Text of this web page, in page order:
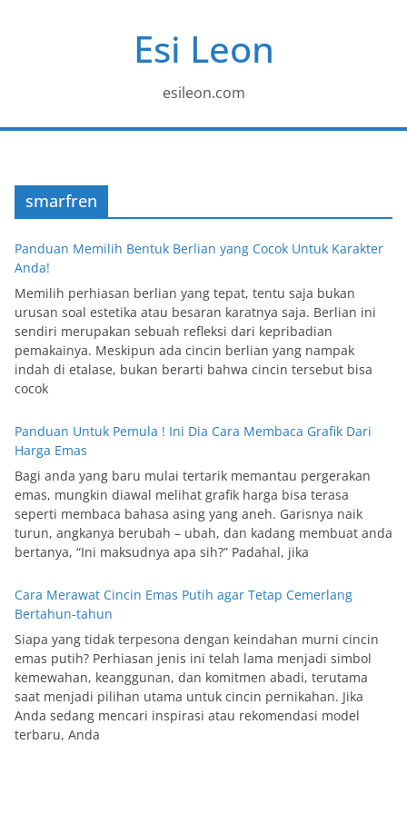
Esi Leon
esileon.com
smarfren
Panduan Memilih Bentuk Berlian yang Cocok Untuk Karakter
Anda!
Memilih perhiasan berlian yang tepat, tentu saja bukan
urusan soal estetika atau besaran karatnya saja. Berlian ini
sendiri merupakan sebuah refleksi dari kepribadian
pemakainya. Meskipun ada cincin berlian yang nampak
indah di etalase, bukan berarti bahwa cincin tersebut bisa
cocok
Panduan Untuk Pemula ! Ini Dia Cara Membaca Grafik Dari
Harga Emas
Bagi anda yang baru mulai tertarik memantau pergerakan
emas, mungkin diawal melihat grafik harga bisa terasa
seperti membaca bahasa asing yang aneh. Garisnya naik
turun, angkanya berubah – ubah, dan kadang membuat anda
bertanya, “Ini maksudnya apa sih?” Padahal, jika
Cara Merawat Cincin Emas Putih agar Tetap Cemerlang
Bertahun-tahun
Siapa yang tidak terpesona dengan keindahan murni cincin
emas putih? Perhiasan jenis ini telah lama menjadi simbol
kemewahan, keanggunan, dan komitmen abadi, terutama
saat menjadi pilihan utama untuk cincin pernikahan. Jika
Anda sedang mencari inspirasi atau rekomendasi model
terbaru, Anda